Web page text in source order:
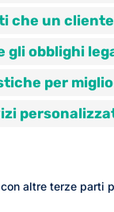
che un
gli obblighi
per
altre terze parti